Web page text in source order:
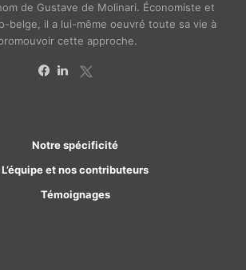
de Gustave de Molinari. Économiste et
belge, il a lui-même oeuvré toute sa vie à
cette approche.
Notre spécificité
L’équipe et nos contributeurs
Témoignages